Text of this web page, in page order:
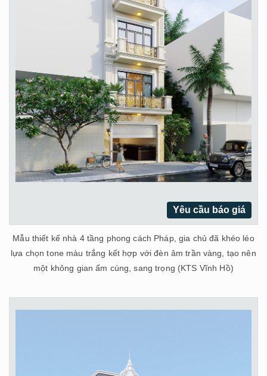
Yêu cầu báo giá
Mẫu thiết kế nhà 4 tầng phong cách Pháp, gia chủ đã khéo léo
lựa chọn tone màu trắng kết hợp với đèn âm trần vàng, tạo nên
một không gian ấm cúng, sang trọng (KTS Vĩnh Hồ)